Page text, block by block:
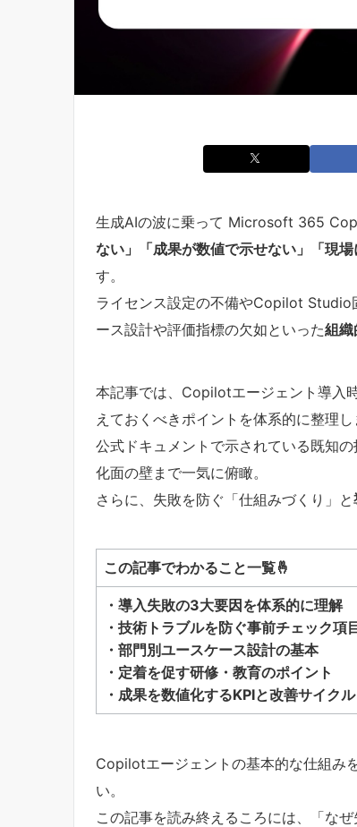
生成AIの波に乗って Microsoft 365
ない」「成果が数値で示せない」「現場
す。
ライセンス設定の不備やCopilot Studio
ース設計や評価指標の欠如といった組織
本記事では、Copilotエージェント導入
えておくべきポイントを体系的に整理し
公式ドキュメントで示されている既知
化面の壁まで一気に俯瞰。
さらに、失敗を防ぐ「仕組みづくり」と
この記事でわかること一覧🤞
・導入失敗の3大要因を体系的に理解
・技術トラブルを防ぐ事前チェック項
・部門別ユースケース設計の基本
・定着を促す研修・教育のポイント
・成果を数値化するKPIと改善サイクル
Copilotエージェントの基本的な仕組み
い。
この記事を読み終えるころには、「な